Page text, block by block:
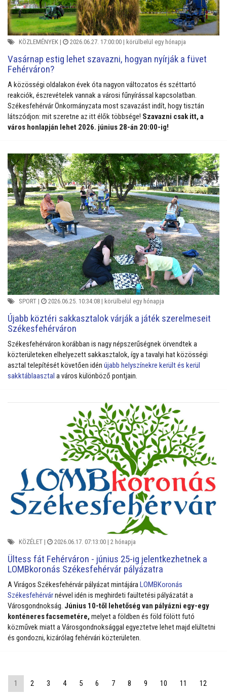
KÖZLEMÉNYEK | 2026.06.27. 17:00:00 | körülbelül egy hónapja
Vasárnap estig lehet szavazni, hogyan nyírják a füvet
Fehérváron?
A közösségi oldalakon évek óta nagyon változatos és széttartó
reakciók, észrevételek vannak a városi fűnyírással kapcsolatban.
Székesfehérvár Önkormányzata most szavazást indít, hogy tisztán
látszódjon: mit szeretne az itt élők többsége! Szavazni csak itt, a
város honlapján lehet 2026. június 28-án 20:00-ig!
SPORT | 2026.06.25. 10:34:08 | körülbelül egy hónapja
Újabb köztéri sakkasztalok várják a játék szerelmeseit
Székesfehérváron
Székesfehérváron korábban is nagy népszerűségnek örvendtek a
közterületeken elhelyezett sakkasztalok, így a tavalyi hat közösségi
asztal telepítését követően idén újabb helyszínekre került és kerül
sakktáblaasztal a város különböző pontjain.
KÖZÉLET | 2026.06.17. 07:13:00 | 2 hónapja
Ültess fát Fehérváron - június 25-ig jelentkezhetnek a
LOMBkoronás Székesfehérvár pályázatra
A Virágos Székesfehérvár pályázat mintájáraLOMBKoronás
Székesfehérvárnévvel idén is meghirdeti faültetési pályázatát a
Városgondnokság. Június 10-től lehetőség van pályázni egy-egy
konténeres facsemetére, melyet a földben és föld fölött futó
közművek miatt a Városgondnoksággal egyeztetve lehet majd elültetni
és gondozni, kizárólag fehérvári közterületen.
1 2 3 4 5 6 7 8 9 10 11 12